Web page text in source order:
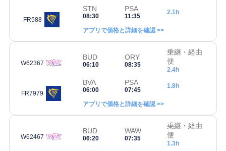
FR588
STN
08:30
PSA
11:35
2.1h
アプリで価格と詳細を確認 >>
W62367
BUD
06:10
ORY
08:35
乗継・経由
便
2.4h
FR7979
BVA
06:00
PSA
07:45
1.8h
アプリで価格と詳細を確認 >>
W62467
BUD
06:20
WAW
07:35
乗継・経由
便
1.3h